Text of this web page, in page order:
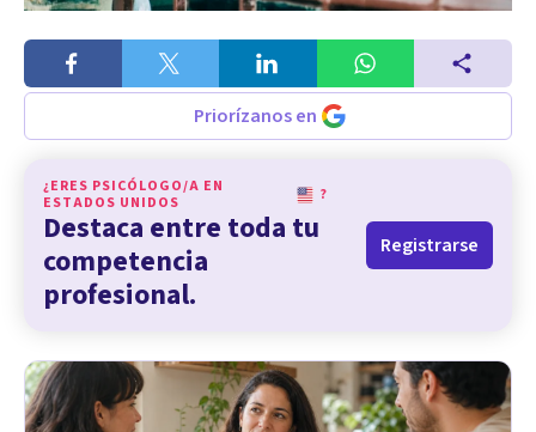
Priorízanos en
¿ERES PSICÓLOGO/A EN
ESTADOS UNIDOS
?
Destaca entre toda tu
competencia
profesional.
Registrarse